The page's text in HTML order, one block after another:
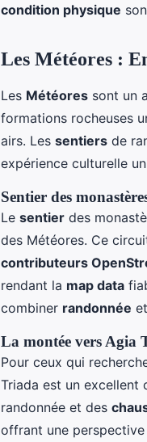
condition physique
Les Météores :
Les Météores sont un
formations rocheuses
airs. Les sentiers de
expérience culturelle
Sentier des
Le sentier des
des Météores. Ce
contributeurs
rendant la map data
combiner randonnée
La montée vers Agia
Pour ceux qui
Triada est un excellent
randonnée et des
offrant une